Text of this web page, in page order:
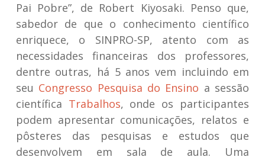
Pai Pobre”, de Robert Kiyosaki. Penso que,
sabedor de que o conhecimento científico
enriquece, o SINPRO-SP, atento com as
necessidades financeiras dos professores,
dentre outras, há 5 anos vem incluindo em
seu Congresso Pesquisa do Ensino a sessão
científica Trabalhos, onde os participantes
podem apresentar comunicações, relatos e
pôsteres das pesquisas e estudos que
desenvolvem em sala de aula. Uma